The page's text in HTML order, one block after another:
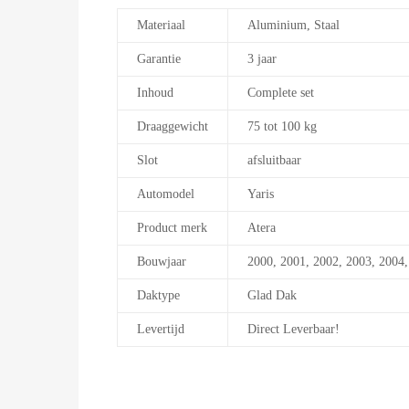
Materiaal Aluminium, Staal
Garantie 3 jaar
Inhoud Complete set
Draaggewicht 75 tot 100 kg
Slot afsluitbaar
Automodel Yaris
Product merk Atera
Bouwjaar 2000, 2001, 2002, 2003,
Daktype Glad Dak
Levertijd Direct Leverbaar!